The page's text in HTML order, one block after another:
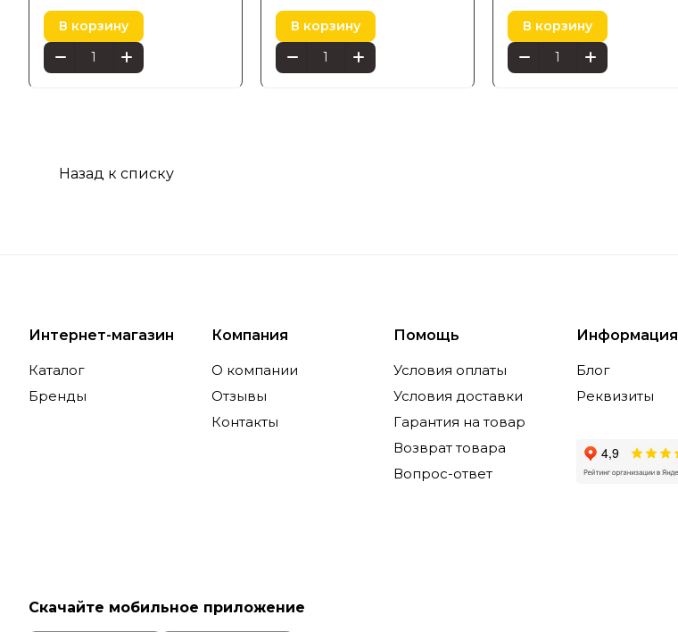
В корзину В корзину В корзину
Назад к списку
Интернет-магазин
Каталог
Бренды
Компания
О компании
Отзывы
Контакты
Помощь
Условия оплаты
Условия доставки
Гарантия на товар
Возврат товара
Вопрос-ответ
Информация
Блог
Реквизиты
Скачайте мобильное приложение